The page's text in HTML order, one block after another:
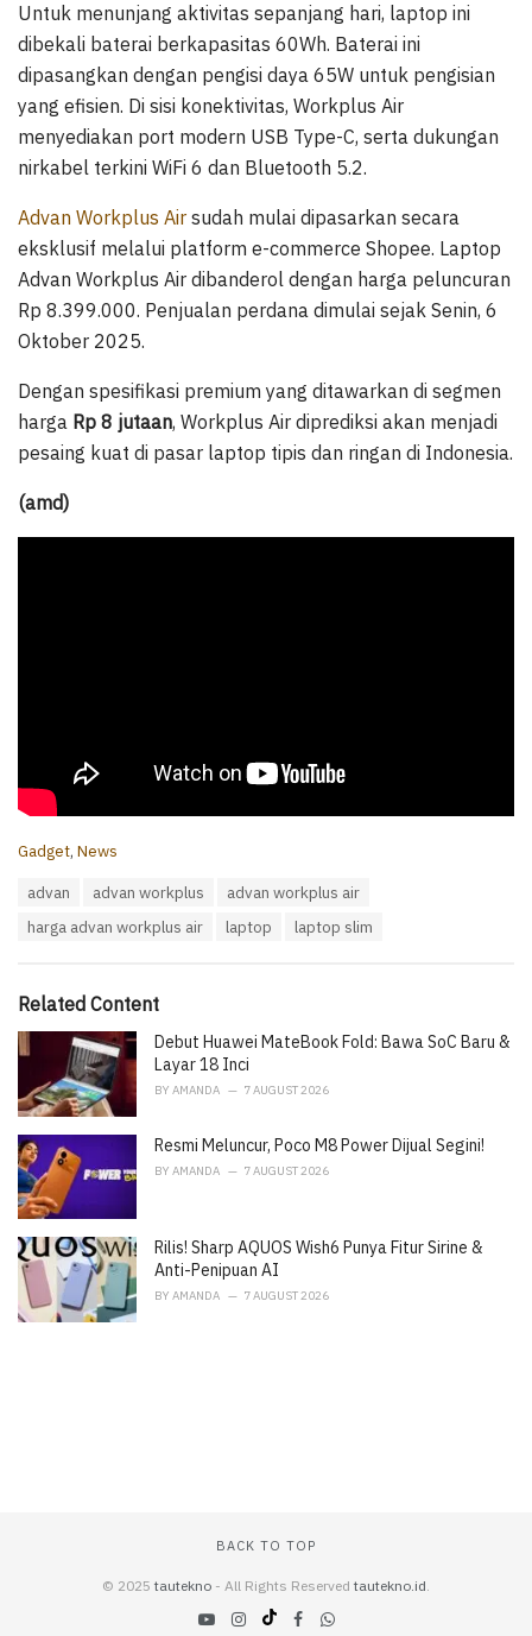
Untuk menunjang aktivitas sepanjang hari, laptop ini
dibekali baterai berkapasitas 60Wh. Baterai ini
dipasangkan dengan pengisi daya 65W untuk pengisian
yang efisien. Di sisi konektivitas, Workplus Air
menyediakan port modern USB Type-C, serta dukungan
nirkabel terkini WiFi 6 dan Bluetooth 5.2.
Advan Workplus Air sudah mulai dipasarkan secara
eksklusif melalui platform e-commerce Shopee. Laptop
Advan Workplus Air dibanderol dengan harga peluncuran
Rp 8.399.000. Penjualan perdana dimulai sejak Senin, 6
Oktober 2025.
Dengan spesifikasi premium yang ditawarkan di segmen
harga Rp 8 jutaan, Workplus Air diprediksi akan menjadi
pesaing kuat di pasar laptop tipis dan ringan di Indonesia.
(amd)
C
i
s
Gadget, News
advan advan workplus
advan workplus air
harga advan workplus air
laptop laptop slim
Related Content
Debut Huawei MateBook Fold: Bawa SoC Baru &
Layar 18 Inci
BY AMANDA 7 AUGUST 2026
Resmi Meluncur, Poco M8 Power Dijual Segini!
BY AMANDA 7 AUGUST 2026
Rilis! Sharp AQUOS Wish6 Punya Fitur Sirine &
Anti-Penipuan AI
BY AMANDA 7 AUGUST 2026
BACK TO TOP
© 2025 tautekno - All Rights Reserved tautekno.id.